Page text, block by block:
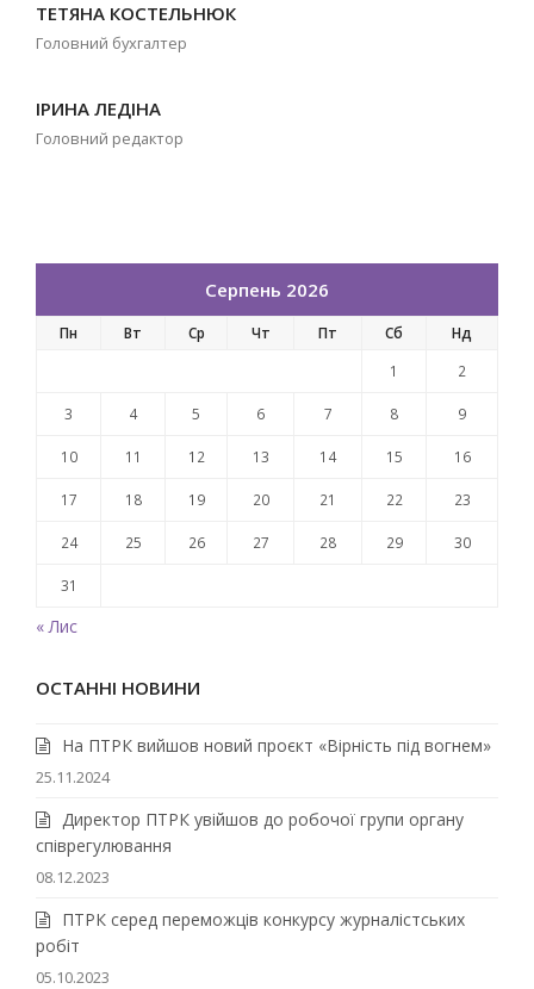
ТЕТЯНА КОСТЕЛЬНЮК
Головний бухгалтер
ІРИНА ЛЕДІНА
Головний редактор
Серпень 2026
Пн Вт Ср Чт Пт Сб
Нд
1
2
3 4 5 6 7 8 9
10 11 12 13 14 15 16
17 18 19 20 21 22 23
24 25 26 27 28 29 30
31
« Лис
ОСТАННІ НОВИНИ
На ПТРК вийшов новий проєкт «Вірність під вогнем»
25.11.2024
Директор ПТРК увійшов до робочої групи органу
співрегулювання
08.12.2023
ПТРК серед переможців конкурсу журналістських
робіт
05.10.2023